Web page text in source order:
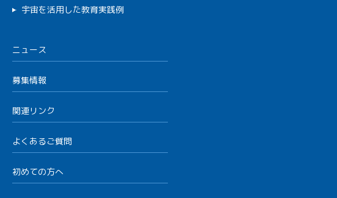
宇宙を活用した教育実践例
ニュース
募集情報
関連リンク
よくあるご質問
初めての方へ